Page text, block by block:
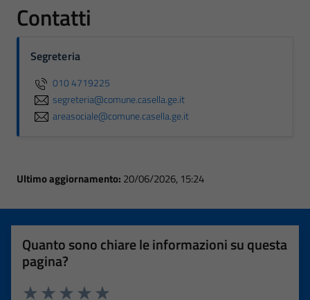
Contatti
Segreteria
010 4719225
segreteria@comune.casella.ge.it
areasociale@comune.casella.ge.it
Ultimo aggiornamento: 20/06/2026, 15:24
Quanto sono chiare le informazioni su questa
pagina?